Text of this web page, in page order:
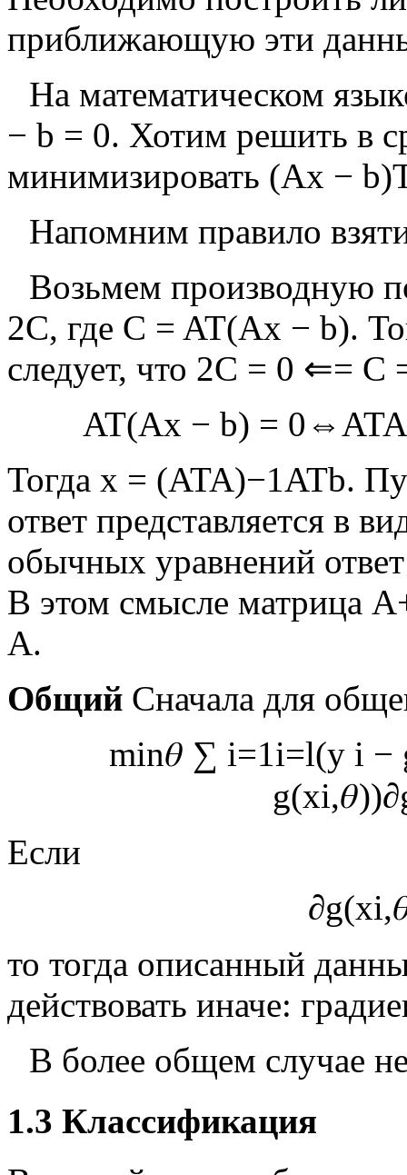
приближающую эти
На математическом
− b = 0. Хотим решить в
минимизировать (Ax − b)
Напомним правило
Возьмем производную
2C, где C = AT(Ax − b).
следует, что 2C = 0 ⇐= C
AT(Ax − b) = 0 ⇔ ATA
Тогда x = (ATA)−1ATb.
ответ представляется в
обычных уравнений
В этом смысле матрица A
A.
Общий Сначала для
min𝜃 ∑ i=1i=l(y i −
g(xi,𝜃))∂
Если
∂g(xi,
то тогда описанный
действовать иначе:
В более общем случае
1.3 Классификация